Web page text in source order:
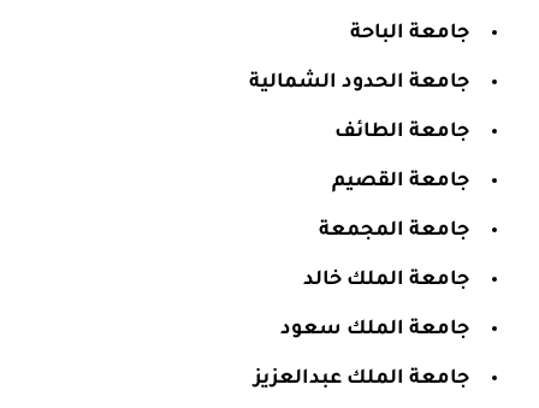
جامعة الباحة
جامعة الحدود الشمالية
جامعة الطائف
جامعة القصيم
جامعة المجمعة
جامعة الملك خالد
جامعة الملك سعود
جامعة الملك عبدالعزيز